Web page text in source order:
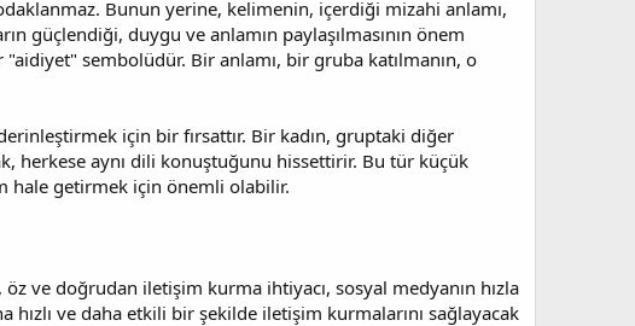
Bunun yerine, kelimenin, içerdiği mizahi anlamı,
güçlendiği, duygu ve anlamın paylaşılmasının önem
"aidiyet" sembolüdür. Bir anlamı, bir gruba katılmanın, o
için bir fırsattır. Bir kadın, gruptaki diğer
herkese aynı dili konuştuğunu hissettirir. Bu tür küçük
hale getirmek için önemli olabilir.
ve doğrudan iletişim kurma ihtiyacı, sosyal medyanın hızla
ve daha etkili bir şekilde iletişim kurmalarını sağlayacak